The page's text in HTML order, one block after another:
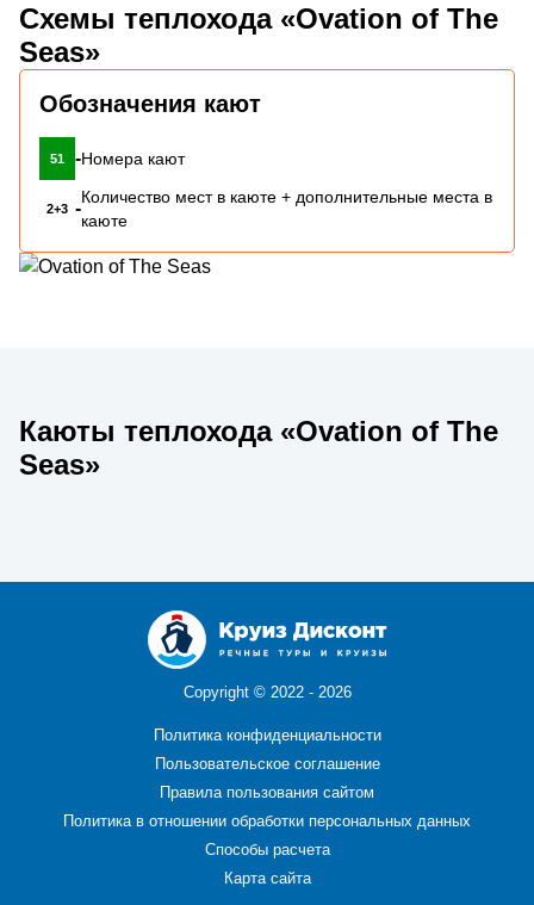
Схемы теплохода «Ovation of The
Seas»
Обозначения кают
51 -Номера кают
2+3 -
Количество мест в каюте + дополнительные места в
каюте
Каюты теплохода «Ovation of The
Seas»
Copyright © 2022 - 2026
Политика конфиденциальности
Пользовательское соглашение
Правила пользования сайтом
Политика в отношении обработки персональных данных
Способы расчета
Карта сайта